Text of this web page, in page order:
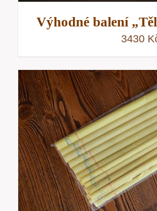
Výhodné balení
3430